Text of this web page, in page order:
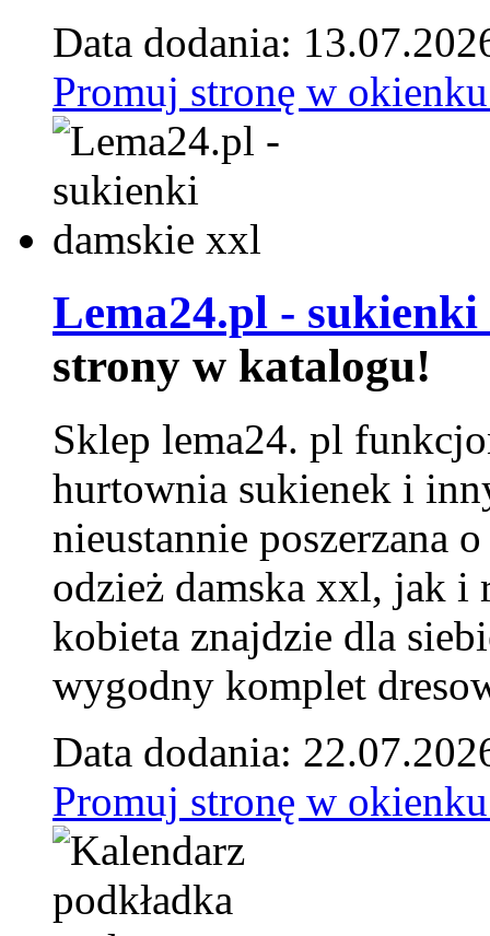
Data dodania:
Promuj stronę w
Lema24.pl -
strony w katalogu!
Sklep lema24. pl
hurtownia sukienek i
nieustannie poszerzana
odzież damska xxl, jak i
kobieta znajdzie dla
wygodny komplet
Data dodania:
Promuj stronę w